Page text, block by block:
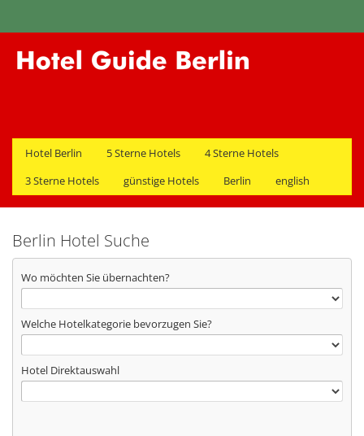
Hotel Berlin 5 Sterne Hotels
4 Sterne Hotels
3 Sterne Hotels
günstige Hotels Berlin english
Berlin Hotel Suche
Wo möchten Sie übernachten?
Welche Hotelkategorie bevorzugen Sie?
Hotel Direktauswahl